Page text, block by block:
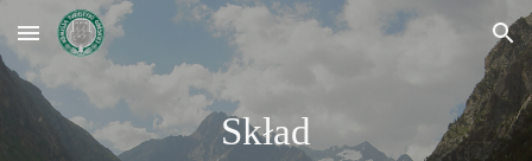
Skip to main content Skip to navigation
Skład